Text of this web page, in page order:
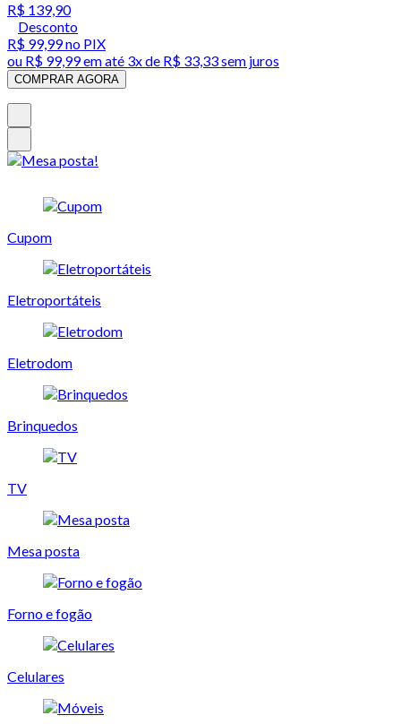
R$ 139,90
Desconto
R$ 99,99no PIX
ou R$ 99,99em até 3x de R$ 33,33 sem juros
COMPRAR AGORA
Cupom
Eletroportáteis
Eletrodom
Brinquedos
TV
Mesa posta
Forno e fogão
Celulares